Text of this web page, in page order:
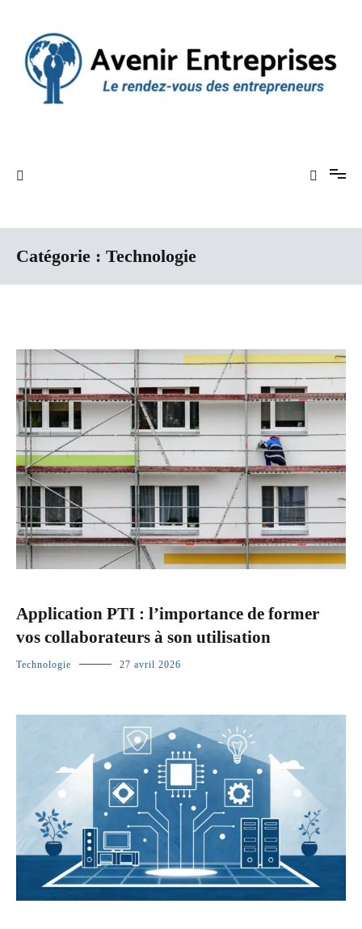
contenu
Catégorie : Technologie
Application PTI : l’importance de former
vos collaborateurs à son utilisation
Technologie 27 avril 2026